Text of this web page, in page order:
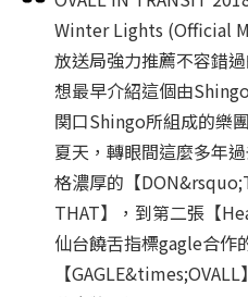
Winter Lights (Official
放送局強力推薦不容錯
想最早介紹這個由
関口Shingo所組成的樂
夏天，轉眼間這麼多年
格濃厚的【
THAT】，到第二張【
仙台饒舌指標gagle合作
【